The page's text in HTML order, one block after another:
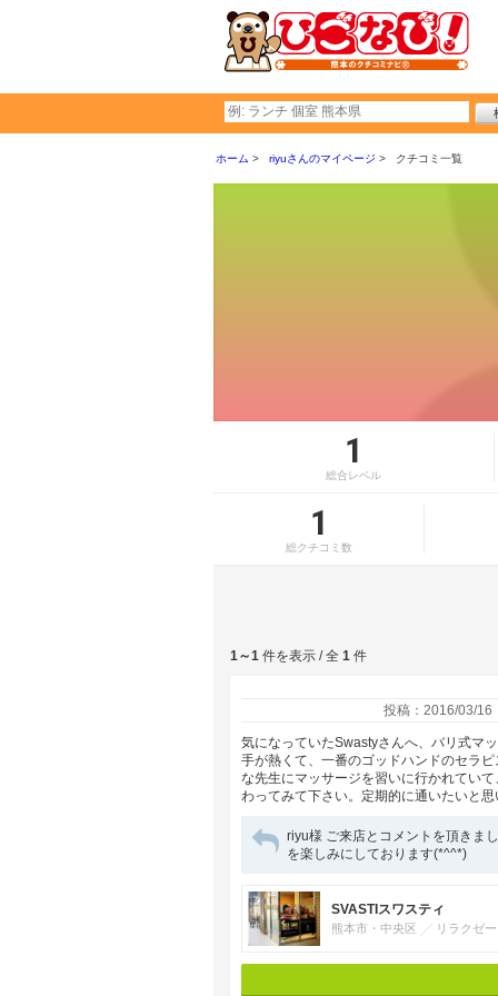
ホーム riyuさんのマイページ クチコミ一覧
1
総合レベル
1
総クチコミ数
1～1 件を表示 / 全 1 件
投稿：2016/03/16
気になっていたSwastyさんへ、バリ式マ
手が熱くて、一番のゴッドハンドのセラ
な先生にマッサージを習いに行かれてい
わってみて下さい。定期的に通いたいと思
riyu様 ご来店とコメントを頂きま
を楽しみにしております(*^^*)
SVASTIスワスティ
熊本市・中央区 リラクゼ